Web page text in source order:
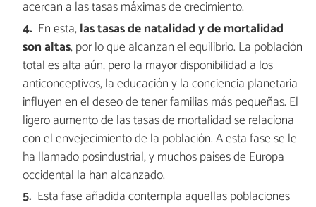
acercan a las tasas máximas de crecimiento.
En esta,las tasas de natalidad y de mortalidad
son altas, por lo que alcanzan el equilibrio. La población
total es alta aún, pero la mayor disponibilidad a los
anticonceptivos, la educación y la conciencia planetaria
influyen en el deseo de tener familias más pequeñas. El
ligero aumento de las tasas de mortalidad se relaciona
con el envejecimiento de la población. A esta fase se le
ha llamado posindustrial, y muchos países de Europa
occidental la han alcanzado.
Esta fase añadida contempla aquellas poblaciones